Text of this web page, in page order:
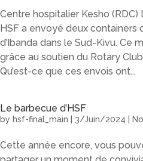
Centre hospitalier Kesho (RDC)
HSF a envoyé deux containers
d’Ibanda dans le Sud-Kivu. Ce
grâce au soutien du Rotary
Qu’est-ce que ces envois ont...
Le barbecue d’HSF
by hsf-final_main 3/Juin/2024
Cette année encore, vous